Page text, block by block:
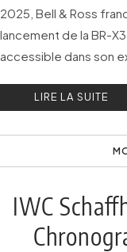
2025, Bell & Ross
lancement de la BR-
accessible dans son
LIRE LA SUITE
IWC